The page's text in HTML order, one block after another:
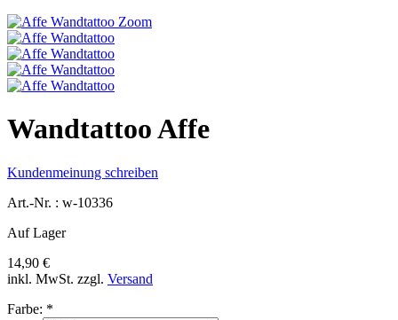
Zoom
Wandtattoo Affe
Kundenmeinung schreiben
Art.-Nr. : w-10336
Auf Lager
14,90 €
inkl. MwSt. zzgl. Versand
Farbe: *